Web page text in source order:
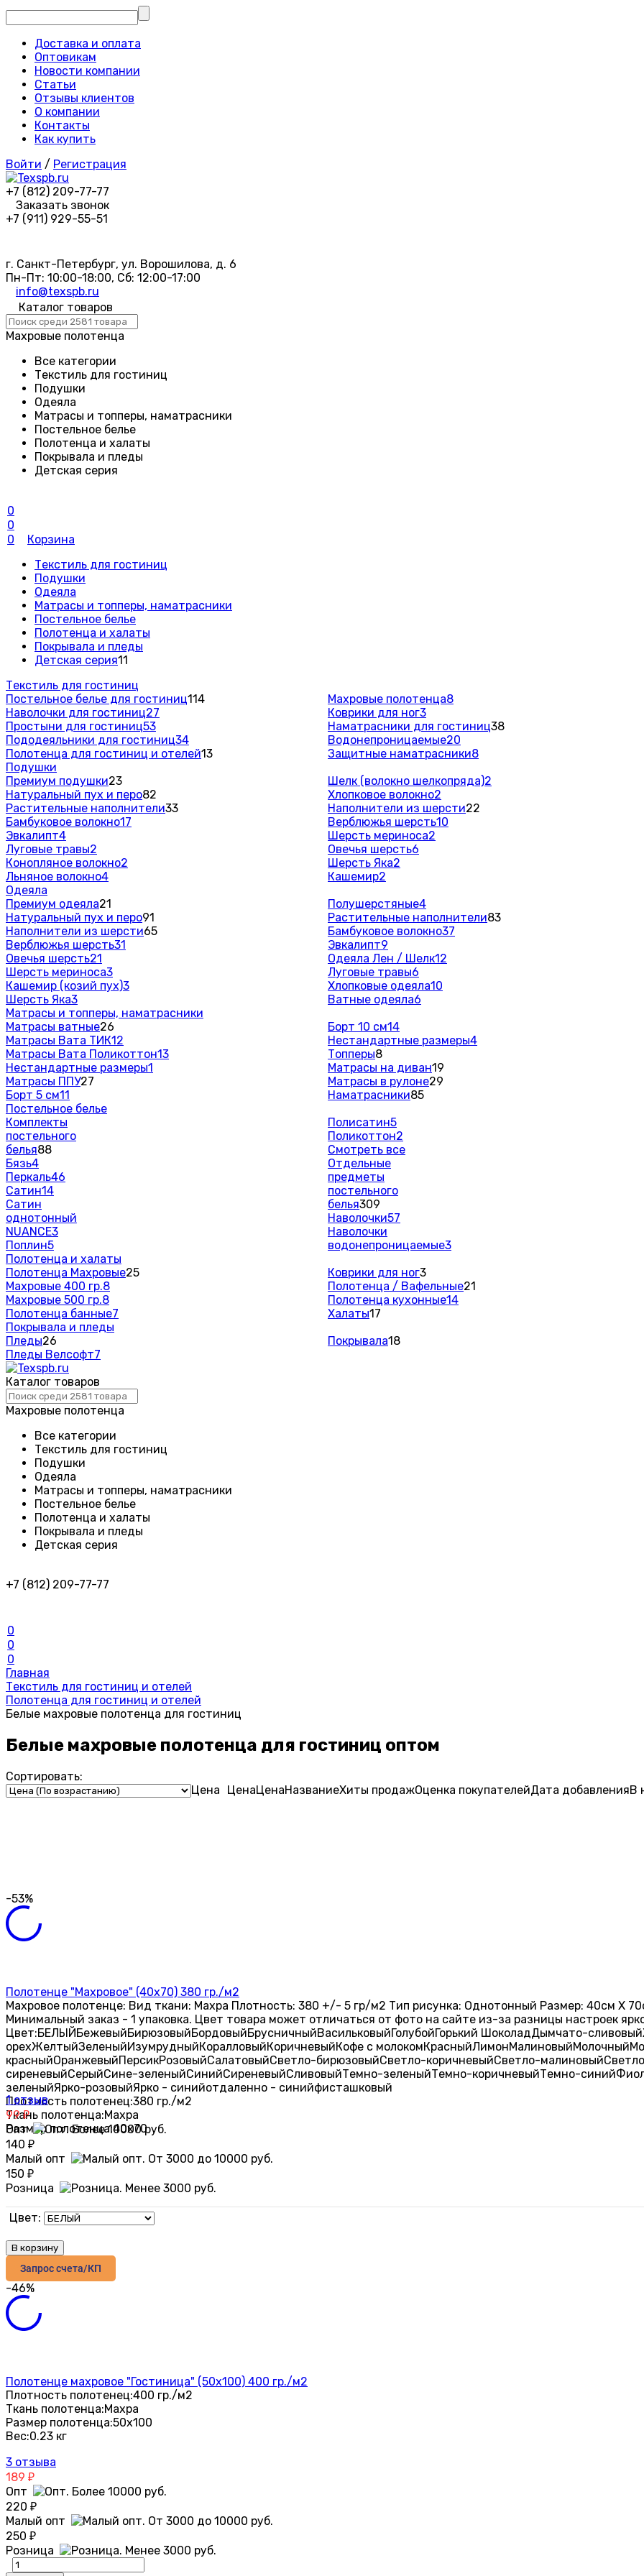
Доставка и оплата
Оптовикам
Новости компании
Статьи
Отзывы клиентов
О компании
Контакты
Как купить
Войти / Регистрация
+7 (812) 209-77-77
Заказать звонок
+7 (911) 929-55-51
г. Санкт-Петербург, ул. Ворошилова, д. 6
Пн-Пт: 10:00-18:00, Сб: 12:00-17:00
info@texspb.ru
Каталог товаров
Махровые полотенца
Все категории
Текстиль для гостиниц
Подушки
Одеяла
Матрасы и топперы, наматрасники
Постельное белье
Полотенца и халаты
Покрывала и пледы
Детская серия
0
0
0
Корзина
Текстиль для гостиниц
Подушки
Одеяла
Матрасы и топперы, наматрасники
Постельное белье
Полотенца и халаты
Покрывала и пледы
Детская серия11
Текстиль для гостиниц
Постельное белье для гостиниц114
Наволочки для гостиниц27
Простыни для гостиниц53
Пододеяльники для гостиниц34
Полотенца для гостиниц и отелей13
Махровые полотенца8
Коврики для ног3
Наматрасники для гостиниц38
Водонепроницаемые20
Защитные наматрасники8
Подушки
Премиум подушки23
Натуральный пух и перо82
Растительные наполнители33
Бамбуковое волокно17
Эвкалипт4
Луговые травы2
Конопляное волокно2
Льняное волокно4
Шелк (волокно шелкопряда)2
Хлопковое волокно2
Наполнители из шерсти22
Верблюжья шерсть10
Шерсть мериноса2
Овечья шерсть6
Шерсть Яка2
Кашемир2
Одеяла
Премиум одеяла21
Натуральный пух и перо91
Наполнители из шерсти65
Верблюжья шерсть31
Овечья шерсть21
Шерсть мериноса3
Кашемир (козий пух)3
Шерсть Яка3
Полушерстяные4
Растительные наполнители83
Бамбуковое волокно37
Эвкалипт9
Одеяла Лен / Шелк12
Луговые травы6
Хлопковые одеяла10
Ватные одеяла6
Матрасы и топперы, наматрасники
Матрасы ватные26
Матрасы Вата ТИК12
Матрасы Вата Поликоттон13
Нестандартные размеры1
Матрасы ППУ27
Борт 5 см11
Борт 10 см14
Нестандартные размеры4
Топперы8
Матрасы на диван19
Матрасы в рулоне29
Наматрасники85
Постельное белье
Комплекты
постельного
белья88
Бязь4
Перкаль46
Сатин14
Сатин
однотонный
NUANCE3
Поплин5
Полисатин5
Поликоттон2
Смотреть все
Отдельные
предметы
постельного
белья309
Наволочки57
Наволочки
водонепроницаемые3
Полотенца и халаты
Полотенца Махровые25
Махровые 400 гр.8
Махровые 500 гр.8
Полотенца банные7
Коврики для ног3
Полотенца / Вафельные21
Полотенца кухонные14
Халаты17
Покрывала и пледы
Пледы26
Пледы Велсофт7
Покрывала18
Каталог товаров
Махровые полотенца
Все категории
Текстиль для гостиниц
Подушки
Одеяла
Матрасы и топперы, наматрасники
Постельное белье
Полотенца и халаты
Покрывала и пледы
Детская серия
+7 (812) 209-77-77
0
0
0
Главная
Текстиль для гостиниц и отелей
Полотенца для гостиниц и отелей
Белые махровые полотенца для гостиниц
Белые махровые полотенца для гостиниц оптом
Сортировать:
Цена
ЦенаЦенаНазваниеХиты продажОценка покупателейДата добавленияВ
-53%
Полотенце "Махровое" (40х70) 380 гр./м2
Махровое полотенце: Вид ткани: Махра Плотность: 380 +/- 5 гр/м2 Тип рисунка: Однотонный Размер: 40см X
Минимальный заказ - 1 упаковка. Цвет товара может отличаться от фото на сайте из-за разницы настроек
Цвет:БЕЛЫЙБежевыйБирюзовыйБордовыйБрусничныйВасильковыйГолубойГорький ШоколадДымчато-сливовый
орехЖелтыйЗеленыйИзумрудныйКоралловыйКоричневыйКофе с молокомКрасныйЛимонМалиновыйМолочный
красныйОранжевыйПерсикРозовыйСалатовыйСветло-бирюзовыйСветло-коричневыйСветло-малиновый
сиреневыйСерыйСине-зеленыйСинийСиреневыйСливовыйТемно-зеленыйТемно-коричневыйТемно-синий
зеленыйЯрко-розовыйЯрко - синийотдаленно - синийфисташковый
Плотность полотенец:380 гр./м2
Ткань полотенца:Махра
Размер полотенца:40х70
1 отзыв
99₽
Опт
140 ₽
Малый опт
150 ₽
Розница
Цвет:
В корзину
Запрос счета/КП
-46%
Полотенце махровое "Гостиница" (50х100) 400 гр./м2
Плотность полотенец:400 гр./м2
Ткань полотенца:Махра
Размер полотенца:50х100
Вес:0.23 кг
3 отзыва
189 ₽
Опт
220 ₽
Малый опт
250 ₽
Розница